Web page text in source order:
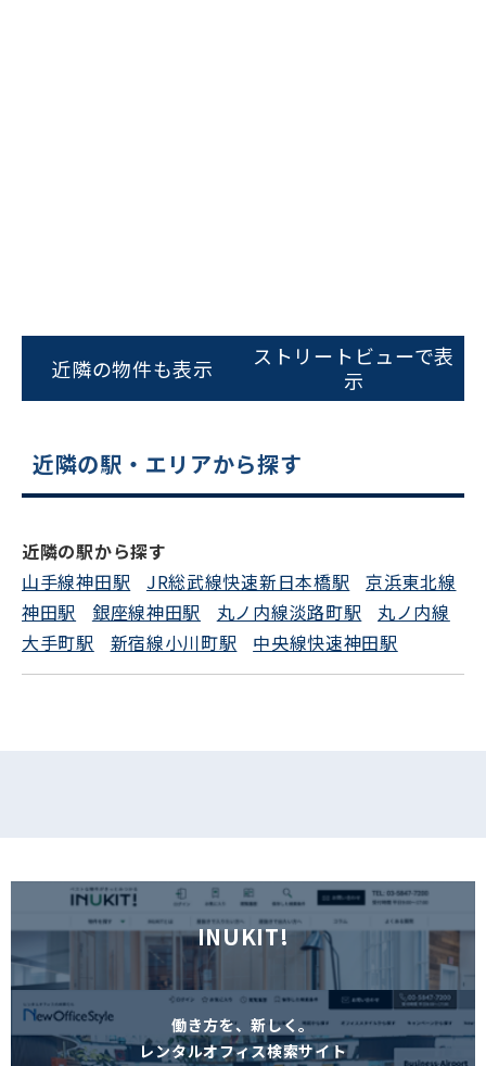
をお伝えいただくと
スムーズにご案内できます
平日 9:00〜18:00
フォームでお問い合わせ
近隣の物件も表示
ストリートビューで表
示
近隣の駅・エリアから探す
近隣の駅から探す
山手線神田駅
JR総武線快速新日本橋駅
京浜東北線
神田駅
銀座線神田駅 丸ノ内線淡路町駅
丸ノ内線
大手町駅
新宿線小川町駅 中央線快速神田駅
INUKIT!
働き方を、新しく。
レンタルオフィス検索サイト